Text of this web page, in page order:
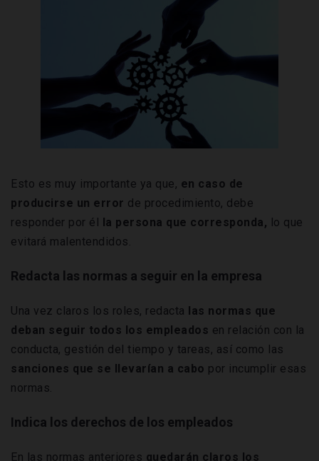
Esto es muy importante ya que, en caso de
producirse un error de procedimiento, debe
responder por él
la persona que corresponda, lo que
evitará malentendidos.
Redacta las normas a seguir en la empresa
Una vez claros los roles, redacta las normas que
deban seguir todos los empleados en relación con la
conducta, gestión del tiempo y tareas, así como las
sanciones que se llevarían a cabo por incumplir esas
normas.
Indica los derechos de los empleados
En las normas anteriores quedarán claros los